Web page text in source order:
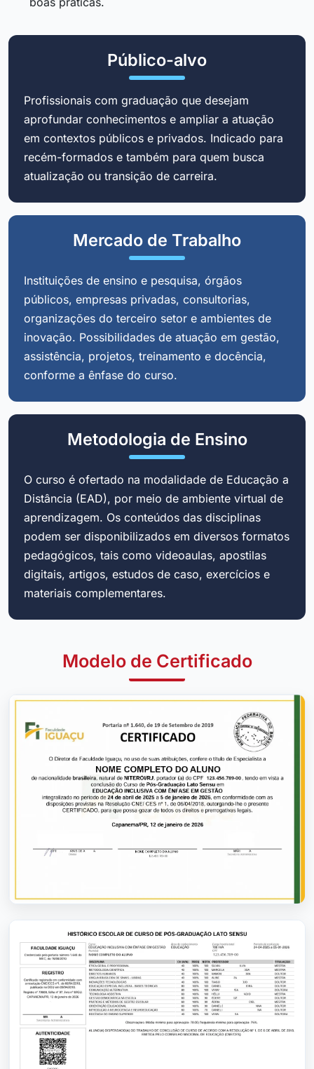
Público-alvo
Profissionais com graduação que desejam
aprofundar conhecimentos e ampliar a atuação
em contextos públicos e privados. Indicado para
recém-formados e também para quem busca
atualização ou transição de carreira.
Mercado de Trabalho
Instituições de ensino e pesquisa, órgãos
públicos, empresas privadas, consultorias,
organizações do terceiro setor e ambientes de
inovação. Possibilidades de atuação em gestão,
assistência, projetos, treinamento e docência,
conforme a ênfase do curso.
Metodologia de Ensino
O curso é ofertado na modalidade de Educação a
Distância (EAD), por meio de ambiente virtual de
aprendizagem. Os conteúdos das disciplinas
podem ser disponibilizados em diversos formatos
pedagógicos, tais como videoaulas, apostilas
digitais, artigos, estudos de caso, exercícios e
materiais complementares.
Modelo de Certificado